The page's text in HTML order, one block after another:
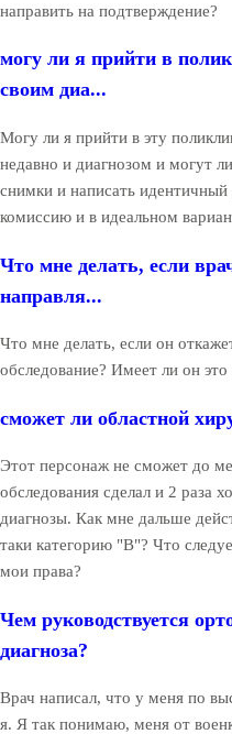
направить на подтверждение?
могу ли я прийти в
своим диа...
Могу ли я прийти в эту
недавно и диагнозом и могут
снимки и написать
комиссию и в идеальном
Что мне делать, если
направля...
Что мне делать, если он
обследование? Имеет ли он это
сможет ли областной
Этот персонаж не сможет до
обследования сделал и 2 раза
диагнозы. Как мне дальше
таки категорию "В"? Что
мои права?
Чем руководствуется
диагноза?
Врач написал, что у меня по
я. Я так понимаю, меня от